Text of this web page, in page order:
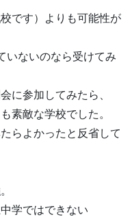
です）よりも可能性が
いないのなら受けてみ
に参加してみたら、
素敵な学校でした。
らよかったと反省して
学ではできない